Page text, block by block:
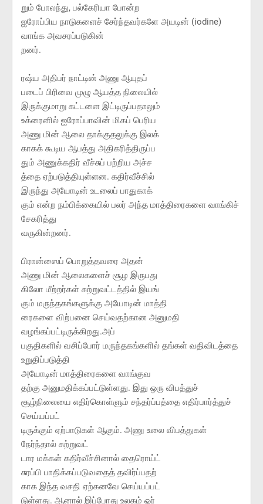
றும் போலந்து, பல்கேரியா போன்ற
ஐரோப்பிய நாடுகளைச் சேர்ந்தவர்களே அயடின் (iodine)
வாங்க அவசரப்படுகின்
றனர்.
ரஷ்ய அதிபர் நாட்டின் அணு ஆயுதப்
படைப் பிரிவை முழு ஆயத்த நிலையில்
இருக்குமாறு கட்டளை இட்டிருப்பதாலும்
உக்ரைனில் ஐரோப்பாவின் மிகப் பெரிய
அணு மின் ஆலை தாக்குதலுக்கு இலக்
காகக் கூடிய ஆபத்து அதிகரித்திருப்ப
தும் அணுக்கதிர் வீச்சுப் பற்றிய அச்ச
த்தை ஏற்படுத்தியுள்ளன. கதிர்வீச்சில்
இருந்து அயோடின் உடலைப் பாதுகாக்
கும் என்ற நம்பிக்கையில் பலர் அந்த மாத்திரைகளை வாங்கிச்
சேகரித்து
வருகின்றனர்.
பிரான்ஸைப் பொறுத்தவரை அதன்
அணு மின் ஆலைகளைச் சூழ இருபது
கிலோ மீற்றர்கள் சுற்றுவட்டத்தில் இயங்
கும் மருந்தகங்களுக்கு அயோடின் மாத்தி
ரைகளை விற்பனை செய்வதற்கான அனுமதி
வழங்கப்பட்டிருக்கிறது.அப்
பகுதிகளில் வசிப்போர் மருந்தகங்களில் தங்கள் வதிவிடத்தை
உறுதிப்படுத்தி
அயோடின் மாத்திரைகளை வாங்குவ
தற்கு அனுமதிக்கப்பட்டுள்ளது. இது ஒரு விபத்துச்
சூழ்நிலையை எதிர்கொள்ளும் சந்தர்ப்பத்தை எதிர்பார்த்துச்
செய்யப்பட்
டிருக்கும் ஏற்பாடுகள் ஆகும். அணு உலை விபத்துகள்
நேர்ந்தால் சுற்றுவட்
டார மக்கள் கதிர்வீச்சினால் தைரொய்ட்
சுரப்பி பாதிக்கப்படுவதைத் தவிர்ப்பதற்
காக இந்த வசதி ஏற்கனவே செய்யப்பட்
டுள்ளது. ஆனால் இப்போது உலகம் ஓர்